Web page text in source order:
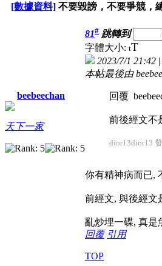
[數據資料] 不要毀謗，不要爭競，
beebeechan
天下一家
81# 跳轉到
字體大小: tT
2023/7/1 21:42 |
本帖最後由
回覆
前後經文不
dior13dior13
你有精神病而已,
前經文, 與後經文
亂炒埋一碟, 真是
回覆 引用
TOP